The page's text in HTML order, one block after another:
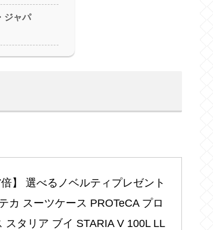
ジャパ
倍】 選べるノベルティプレゼント
カ スーツケース PROTeCA プロ
スタリア ブイ STARIA V 100L LL